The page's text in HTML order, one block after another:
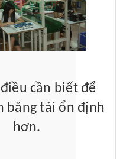
cần biết để
băng tải ổn định
hơn.